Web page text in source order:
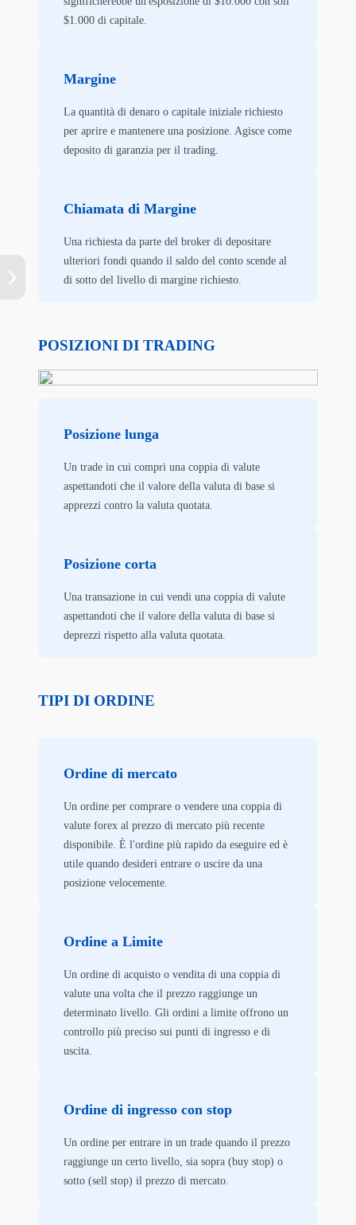
$1.000 di capitale.
Margine
La quantità di denaro o capitale iniziale richiesto
per aprire e mantenere una posizione. Agisce come
deposito di garanzia per il trading.
Chiamata di Margine
Una richiesta da parte del broker di depositare
ulteriori fondi quando il saldo del conto scende al
di sotto del livello di margine richiesto.
POSIZIONI DI TRADING
Posizione lunga
Un trade in cui compri una coppia di valute
aspettandoti che il valore della valuta di base si
apprezzi contro la valuta quotata.
Posizione corta
Una transazione in cui vendi una coppia di valute
aspettandoti che il valore della valuta di base si
deprezzi rispetto alla valuta quotata.
TIPI DI ORDINE
Ordine di mercato
Un ordine per comprare o vendere una coppia di
valute forex al prezzo di mercato più recente
disponibile. È l'ordine più rapido da eseguire ed è
utile quando desideri entrare o uscire da una
posizione velocemente.
Ordine a Limite
Un ordine di acquisto o vendita di una coppia di
valute una volta che il prezzo raggiunge un
determinato livello. Gli ordini a limite offrono un
controllo più preciso sui punti di ingresso e di
uscita.
Ordine di ingresso con stop
Un ordine per entrare in un trade quando il prezzo
raggiunge un certo livello, sia sopra (buy stop) o
sotto (sell stop) il prezzo di mercato.